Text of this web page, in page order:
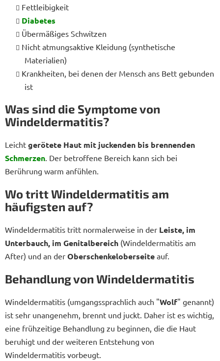
Fettleibigkeit
Diabetes
Übermäßiges Schwitzen
Nicht atmungsaktive Kleidung (synthetische
Materialien)
Krankheiten, bei denen der Mensch ans Bett gebunden
ist
Was sind die Symptome von
Windeldermatitis?
Leicht gerötete Haut mit juckenden bis brennenden
Schmerzen. Der betroffene Bereich kann sich bei
Berührung warm anfühlen.
Wo tritt Windeldermatitis am
häufigsten auf?
Windeldermatitis tritt normalerweise in der Leiste, im
Unterbauch, im Genitalbereich (Windeldermatitis am
After) und an der Oberschenkeloberseite auf.
Behandlung von Windeldermatitis
Windeldermatitis (umgangssprachlich auch "Wolf" genannt)
ist sehr unangenehm, brennt und juckt. Daher ist es wichtig,
eine frühzeitige Behandlung zu beginnen, die die Haut
beruhigt und der weiteren Entstehung von
Windeldermatitis vorbeugt.